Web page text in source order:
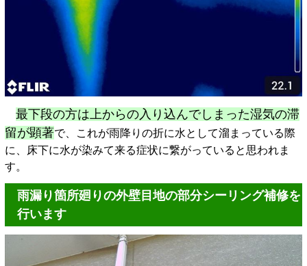
最下段の方は上からの入り込んでしまった湿気の滞
留が顕著で、これが雨降りの折に水として溜まっている際
に、床下に水が染みて来る症状に繋がっていると思われま
す。
雨漏り箇所廻りの外壁目地の部分シーリング補修を
行います